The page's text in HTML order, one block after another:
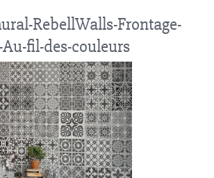
RebellWalls-Frontage-
fil-des-couleurs